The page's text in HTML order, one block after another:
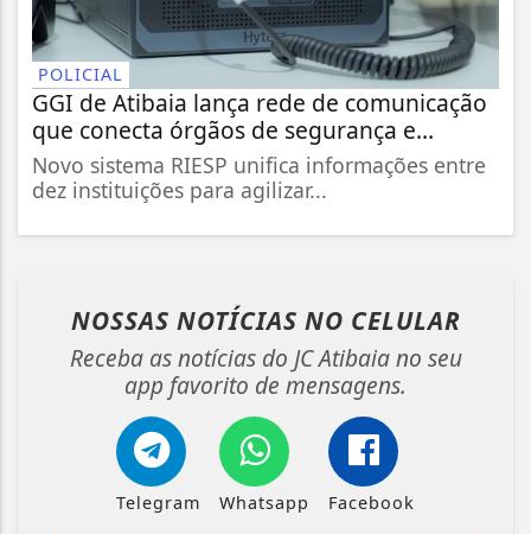
POLICIAL
GGI de Atibaia lança rede de comunicação
que conecta órgãos de segurança e...
Novo sistema RIESP unifica informações entre
dez instituições para agilizar...
NOSSAS NOTÍCIAS NO CELULAR
Receba as notícias do JC Atibaia no seu
app favorito de mensagens.
Telegram Whatsapp Facebook